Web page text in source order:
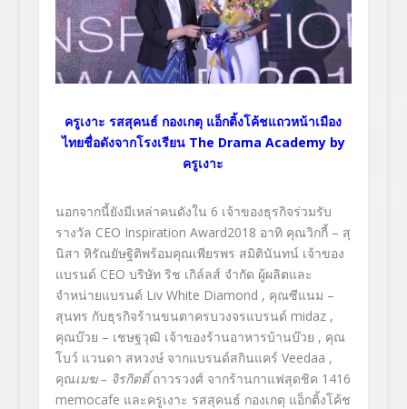
ครูเงาะ รสสุคนธ์ กองเกตุ แอ็กติ้งโค้ชแถวหน้าเมือง
ไทยชื่อดังจากโรงเรียน The Drama Academy by
ครูเงาะ
นอกจากนี้ยังมีเหล่าคนดังใน 6 เจ้าของธุรกิจร่วมรับ
รางวัล CEO Inspiration Award2018 อาทิ คุณวิกกี้ – สุ
นิสา หิรัณยัษฐิติพร้อมคุณเพียรพร สมิตินันทน์ เจ้าของ
แบรนด์ CEO บริษัท ริช เกิล์ลส์ จำกัด ผู้ผลิตและ
จำหน่ายแบรนด์ Liv White Diamond , คุณซีแนม –
สุนทร กับธุรกิจร้านขนตาครบวงจรแบรนด์ midaz ,
คุณบ๊วย – เชษฐวุฒิ เจ้าของร้านอาหารบ้านบ๊วย , คุณ
โบว์ แวนดา สหวงษ์ จากแบรนด์สกินแคร์ Veedaa ,
คุณเมฆ– จิรกิตติ์ถาวรวงศ์ จากร้านกาแฟสุดชิค 1416
memocafe และครูเงาะ รสสุคนธ์ กองเกตุ แอ็กติ้งโค้ช